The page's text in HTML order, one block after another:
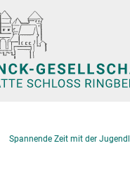
Spannende Zeit mit der